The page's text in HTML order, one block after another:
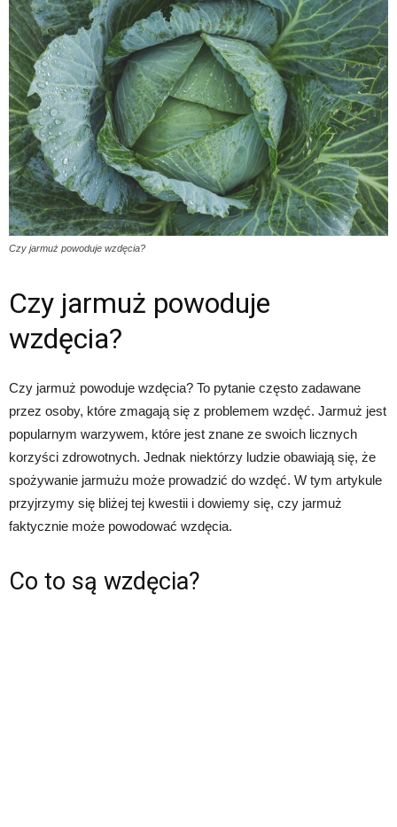
Czy jarmuż powoduje wzdęcia?
Czy jarmuż powoduje
wzdęcia?
Czy jarmuż powoduje wzdęcia? To pytanie często zadawane
przez osoby, które zmagają się z problemem wzdęć. Jarmuż jest
popularnym warzywem, które jest znane ze swoich licznych
korzyści zdrowotnych. Jednak niektórzy ludzie obawiają się, że
spożywanie jarmużu może prowadzić do wzdęć. W tym artykule
przyjrzymy się bliżej tej kwestii i dowiemy się, czy jarmuż
faktycznie może powodować wzdęcia.
Co to są wzdęcia?